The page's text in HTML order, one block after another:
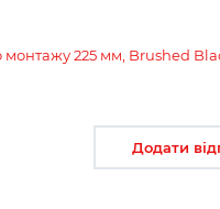
монтажу 225 мм, Brushed
Додати